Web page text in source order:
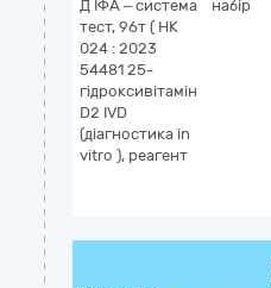
Д ІФА – система
тест, 96т ( НК
024 : 2023
54481 25-
гідроксивітамін
D2 IVD
(діагностика in
vitro ), реагент
набір